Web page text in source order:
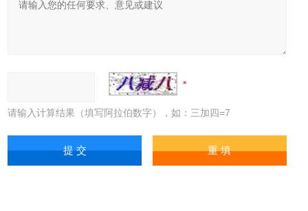
请输入计算结果（填写阿拉伯数字），如：三加四=7